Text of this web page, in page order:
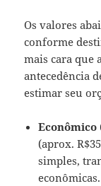
Os valores
conforme
mais cara que
antecedência
estimar seu
(aprox.
simples,
econômicas.